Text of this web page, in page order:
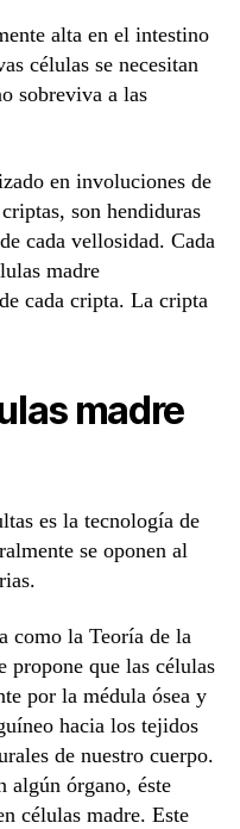
alta en el intestino
células se necesitan
sobreviva a las
en involuciones de
son hendiduras
cada vellosidad. Cada
madre
cada cripta. La cripta
madre
es la tecnología de
se oponen al
como la Teoría de la
propone que las células
por la médula ósea y
hacia los tejidos
de nuestro cuerpo.
algún órgano, éste
células madre. Este